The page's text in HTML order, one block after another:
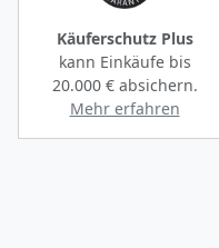
Käuferschutz Plus
kann Einkäufe bis
20.000 €absichern.
Mehr erfahren